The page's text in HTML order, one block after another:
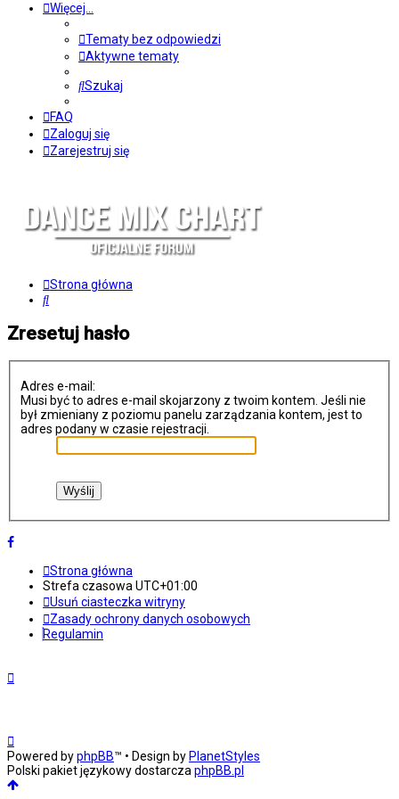
Więcej…
Tematy bez odpowiedzi
Aktywne tematy
Szukaj
FAQ
Zaloguj się
Zarejestruj się
Strona główna
Szukaj
Zresetuj hasło
Adres e-mail:
Musi być to adres e-mail skojarzony z twoim kontem. Jeśli nie
był zmieniany z poziomu panelu zarządzania kontem, jest to
adres podany w czasie rejestracji.
Strona główna
Strefa czasowaUTC+01:00
Usuń ciasteczka witryny
Zasady ochrony danych osobowych
Regulamin
Powered byphpBB™ • Design by PlanetStyles
Polski pakiet językowy dostarczaphpBB.pl